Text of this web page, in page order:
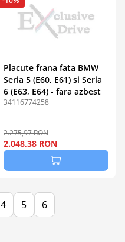
Placute frana fata BMW
Seria 5 (E60, E61) si Seria
6 (E63, E64) - fara azbest
34116774258
2.275,97 RON
2.048,38 RON
4 5 6